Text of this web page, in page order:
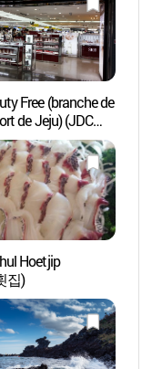
Free (branche de
de Jeju) (JDC
(제주공항점))
Hoetjip
집)